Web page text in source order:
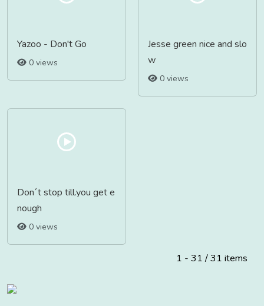
Yazoo - Don't Go
0 views
Jesse green nice and slo
w
0 views
Don´t stop till.you get e
nough
0 views
1 - 31 / 31 items